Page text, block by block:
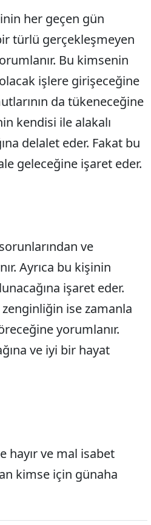
her geçen gün
türlü gerçekleşmeyen
Bu kimsenin
işlere girişeceğine
da tükeneceğine
kendisi ile alakalı
delalet eder. Fakat bu
geleceğine işaret eder.
ve
Ayrıca bu kişinin
işaret eder.
zenginliğin ise zamanla
yorumlanır.
ve iyi bir hayat
hayır ve mal isabet
kimse için günaha